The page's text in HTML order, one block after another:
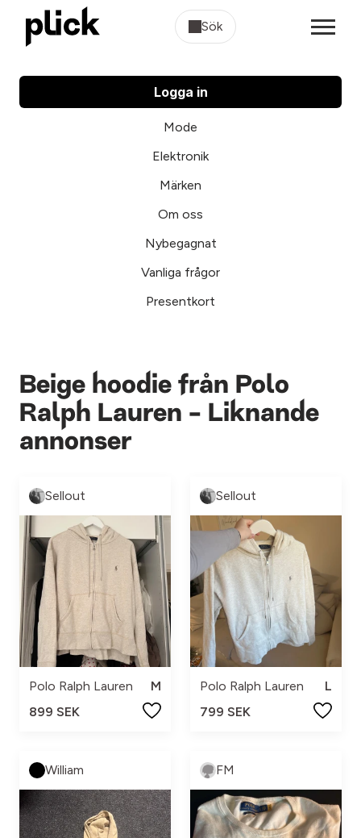
Sök
Logga in
Mode
Elektronik
Märken
Om oss
Nybegagnat
Vanliga frågor
Presentkort
Beige hoodie från Polo
Ralph Lauren - Liknande
annonser
Sellout
Polo Ralph Lauren
M
899 SEK
Sellout
Polo Ralph Lauren
L
799 SEK
William FM